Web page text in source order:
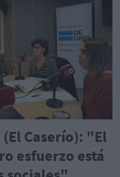
Caserío): "El
esfuerzo está